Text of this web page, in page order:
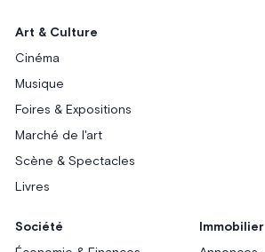
Art & Culture
Cinéma
Musique
Foires & Expositions
Marché de l'art
Scène & Spectacles
Livres
Société Immobilier